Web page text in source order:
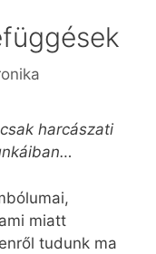
harcászati
miatt
tudunk ma